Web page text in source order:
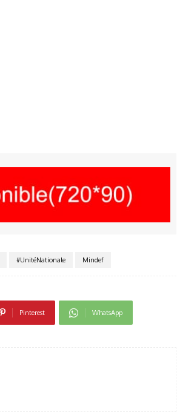
#UnitéNationale Mindef
Pinterest WhatsApp